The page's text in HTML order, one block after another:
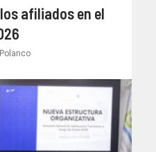
afiliados en el